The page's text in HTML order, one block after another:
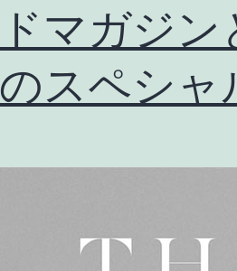
ドマガジ
のスペシャ